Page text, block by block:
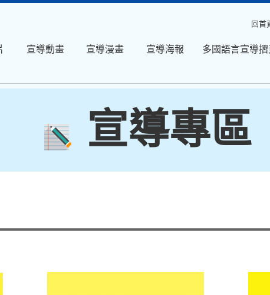
回首
宣導動畫 宣導漫畫 宣導海報 多國語言宣導摺
宣導專區